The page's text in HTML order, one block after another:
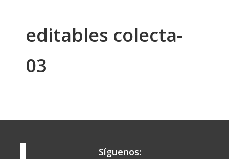
editables colecta-
03
Síguenos: